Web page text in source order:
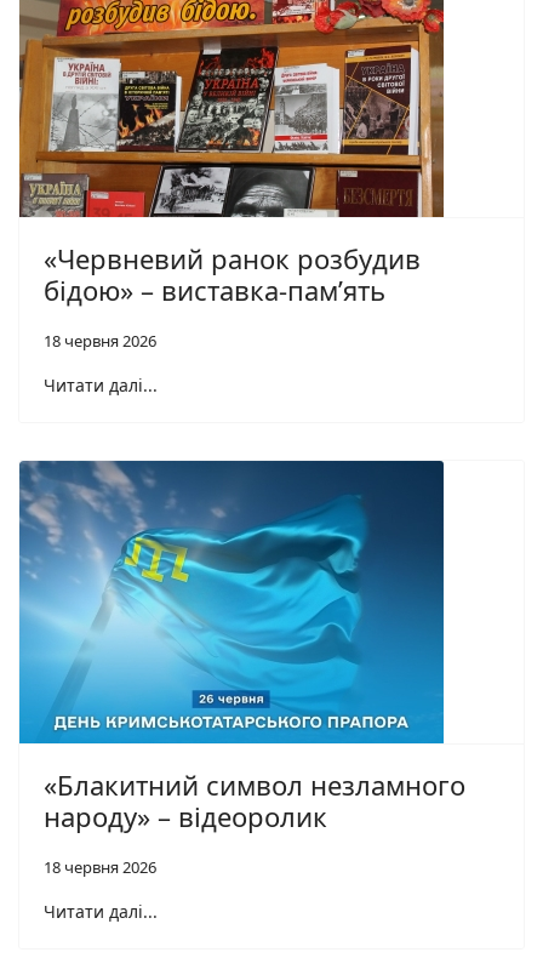
«Червневий ранок розбудив
бідою» – виставка-пам’ять
18 червня 2026
Читати далі...
«Блакитний символ незламного
народу» – відеоролик
18 червня 2026
Читати далі...